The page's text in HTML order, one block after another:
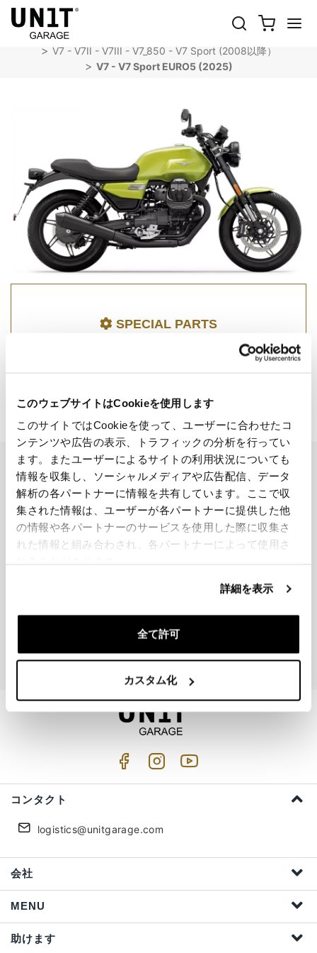
このウェブサイトはCookieを使用します
このサイトではCookieを使って、ユーザーに合わせたコ
ンテンツや広告の表示、トラフィックの分析を行ってい
ます。またユーザーによるサイトの利用状況についても
情報を収集し、ソーシャルメディアや広告配信、データ
解析の各パートナーに情報を共有しています。ここで収
集された情報は、ユーザーが各パートナーに提供した他
の情報や各パートナーのサービスを使用した際に収集さ
れた情報と組み合わされ、各パートナーによって使用さ
詳細を表示
全て許可
カスタム化
V7 - V7 SPORT EURO5 (2025)
V7 - V7II - V7III - V7_850 - V7 Sport (2008以降）
V7 - V7 Sport EURO5 (2025)
SPECIAL PARTS
V7 - V7 SPORT EURO5 (2025)
EMAIL NEWSLETTER
ニュースレターを購読する
参加しませんか
私はプライバシーの扱いを受け入れる (Link)
コンタクト
logistics@unitgarage.com
会社
MENU
助けます